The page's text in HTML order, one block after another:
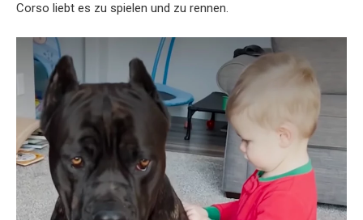
Corso liebt es zu spielen und zu rennen.